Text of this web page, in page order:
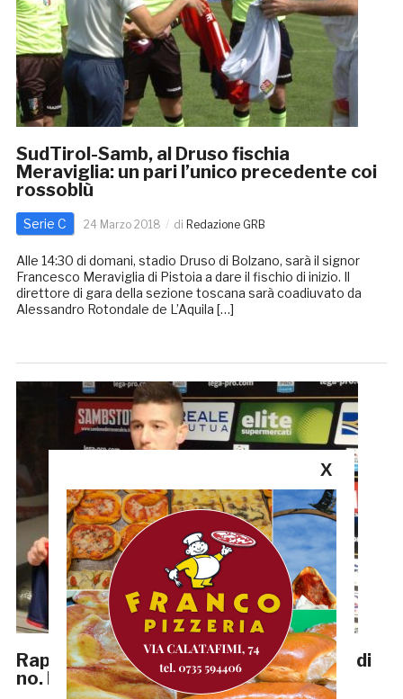
SudTirol-Samb, al Druso fischia
Meraviglia: un pari l’unico precedente coi
rossoblù
Serie C 24 Marzo 2018 di Redazione GRB
Alle 14:30 di domani, stadio Druso di Bolzano, sarà il signor
Francesco Meraviglia di Pistoia a dare il fischio di inizio. Il
direttore di gara della sezione toscana sarà coadiuvato da
Alessandro Rotondale de L’Aquila […]
Rapisarda: «Alla Samb non potevo dire di
no. Bello vestire questa maglia»
X